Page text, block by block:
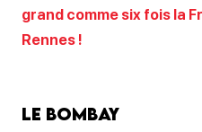
grand comme six fois la
Rennes !
Le Bombay